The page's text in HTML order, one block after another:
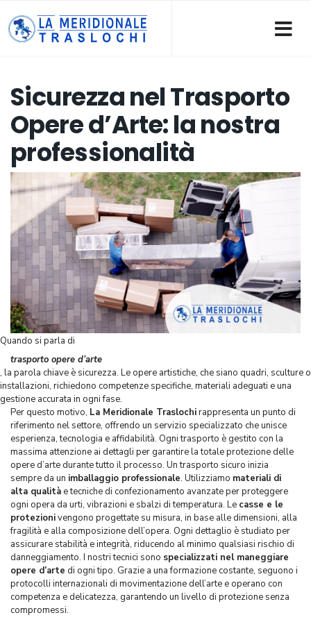
Sicurezza nel Trasporto
Opere d’Arte: la nostra
professionalità
Quando si parla di
trasporto opere d’arte
, la parola chiave è sicurezza. Le opere artistiche, che siano quadri, sculture o
installazioni, richiedono competenze specifiche, materiali adeguati e una
gestione accurata in ogni fase.
Per questo motivo, La Meridionale Traslochirappresenta un punto di
riferimento nel settore, offrendo un servizio specializzato che unisce
esperienza, tecnologia e affidabilità. Ogni trasporto è gestito con la
massima attenzione ai dettagli per garantire la totale protezione delle
opere d’arte durante tutto il processo. Un trasporto sicuro inizia
sempre da un imballaggio professionale. Utilizziamo materiali di
alta qualità e tecniche di confezionamento avanzate per proteggere
ogni opera da urti, vibrazioni e sbalzi di temperatura. Le casse e le
protezionivengono progettate su misura, in base alle dimensioni, alla
fragilità e alla composizione dell’opera. Ogni dettaglio è studiato per
assicurare stabilità e integrità, riducendo al minimo qualsiasi rischio di
danneggiamento. I nostri tecnici sono specializzati nel maneggiare
opere d’arte di ogni tipo. Grazie a una formazione costante, seguono i
protocolli internazionali di movimentazione dell’arte e operano con
competenza e delicatezza, garantendo un livello di protezione senza
compromessi.